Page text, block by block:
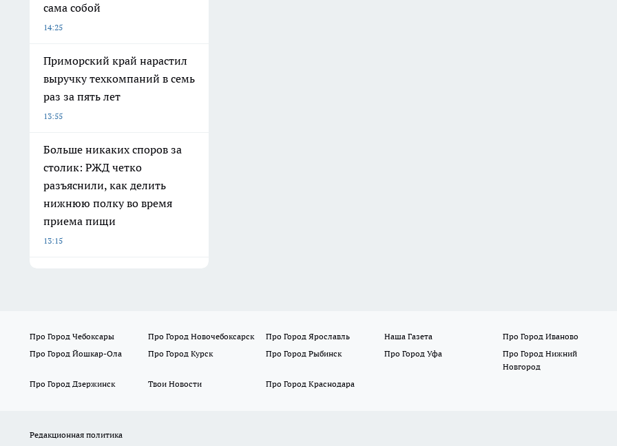
сама собой
14:25
Приморский край нарастил
выручку техкомпаний в семь
раз за пять лет
13:55
Больше никаких споров за
столик: РЖД четко
разъяснили, как делить
нижнюю полку во время
приема пищи
13:15
Про Город Чебоксары Про Город Новочебоксарск Про Город Ярославль Наша Газета
Про Город Иваново
Про Город Йошкар-Ола
Про Город Курск Про Город Рыбинск Про Город Уфа
Про Город Нижний
Новгород
Про Город Дзержинск
Твои Новости Про Город Краснодара
Редакционная политика